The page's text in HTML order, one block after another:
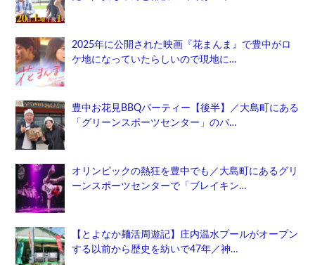
2025年に公開された映画『花まんま』で豊中がロ
ケ地になっていたらしいので現地に…
豊中お花見BBQパーティー【後半】／大島町にある
「グリーンスポーツセンター」のバ…
オリンピックの熱狂を豊中でも／大島町にあるグリ
ーンスポーツセンターで「ブレイキン…
【とよなか麺活周遊記】庄内温水プールがオープン
する以前から歴史を紡いで47年／神…